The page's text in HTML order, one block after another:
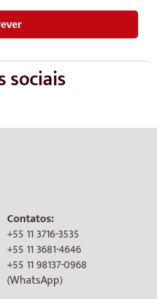
sociais
Contatos:
+55 11 3716-3535
+55 11 3681-4646
+55 11 98137-0968
(WhatsApp)